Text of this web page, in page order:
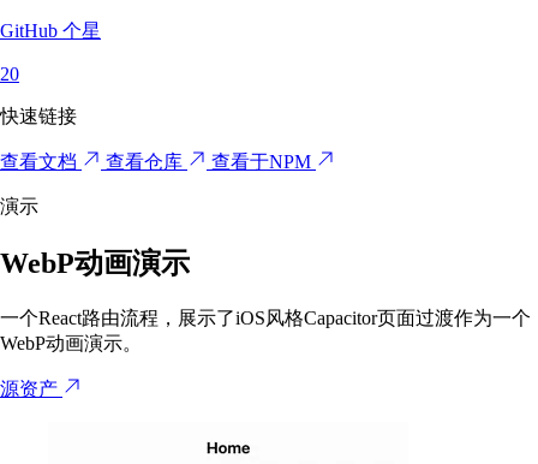
GitHub 个星
20
快速链接
查看文档 查看仓库 查看于NPM
演示
WebP动画演示
一个React路由流程，展示了iOS风格Capacitor页面过渡作为一个
WebP动画演示。
源资产